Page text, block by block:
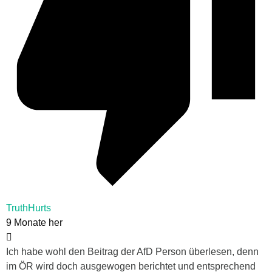
TruthHurts
9 Monate her
Ich habe wohl den Beitrag der AfD Person überlesen, denn
im ÖR wird doch ausgewogen berichtet und entsprechend